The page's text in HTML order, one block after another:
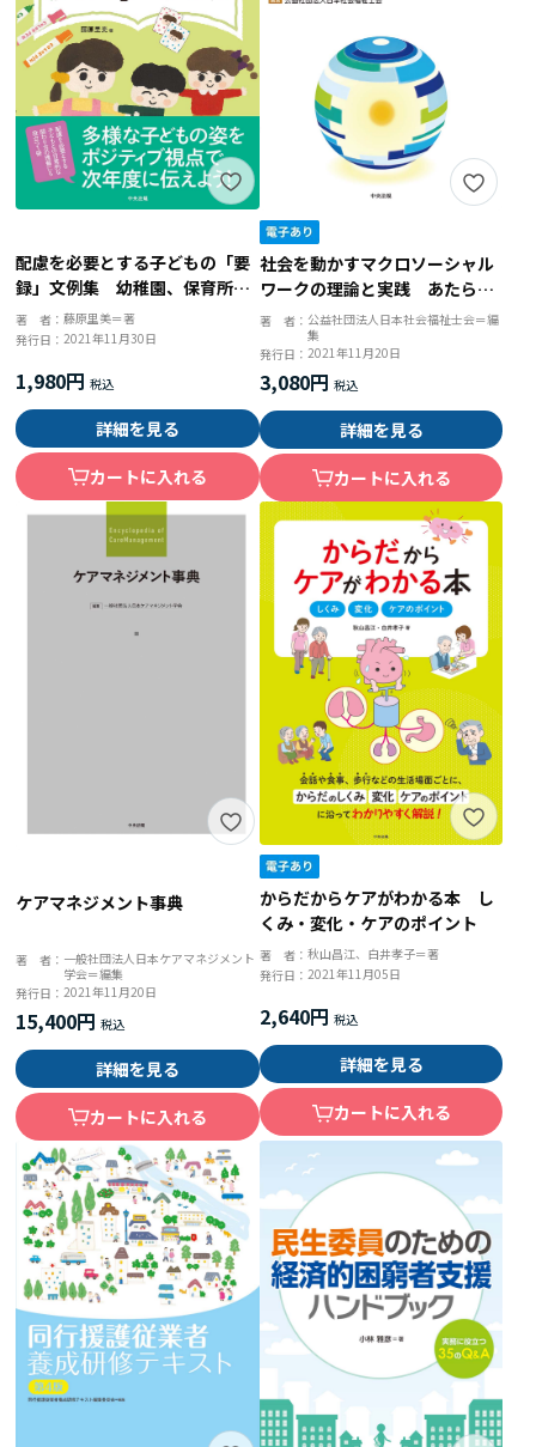
配慮を必要とする子どもの「要
録」文例集 幼稚園、保育所、
認定こども園対応
著 者：藤原里美＝著
発行日：2021年11月30日
1,980円
詳細を見る
カートに入れる
社会を動かすマクロソーシャル
ワークの理論と実践 あたらし
い一歩を踏み出すために
著 者： 公益社団法人日本社会福祉士会＝編
集
発行日： 2021年11月20日
3,080円
詳細を見る
カートに入れる
ケアマネジメント事典
著 者： 一般社団法人日本ケアマネジメント
学会＝編集
発行日：2021年11月20日
15,400円
詳細を見る
カートに入れる
からだからケアがわかる本 し
くみ・変化・ケアのポイント
著 者： 秋山昌江、白井孝子＝著
発行日： 2021年11月05日
2,640円
詳細を見る
カートに入れる